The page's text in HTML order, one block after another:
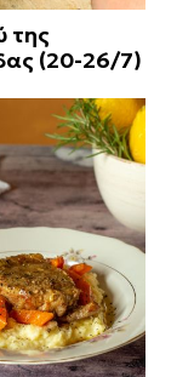
της
(20-26/7)